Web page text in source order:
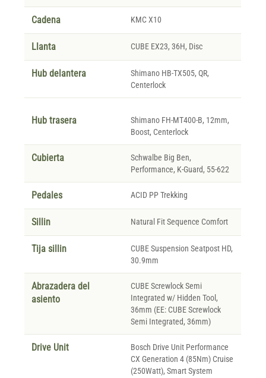
Cadena KMC X10
Llanta CUBE EX23, 36H, Disc
Hub delantera
Shimano HB-TX505, QR,
Centerlock
Hub trasera
Shimano FH-MT400-B, 12mm,
Boost, Centerlock
Cubierta
Schwalbe Big Ben,
Performance, K-Guard, 55-622
Pedales ACID PP Trekking
Sillin Natural Fit Sequence Comfort
Tija sillin
CUBE Suspension Seatpost HD,
30.9mm
Abrazadera del
asiento
CUBE Screwlock Semi
Integrated w/ Hidden Tool,
36mm (EE: CUBE Screwlock
Semi Integrated, 36mm)
Drive Unit
Bosch Drive Unit Performance
CX Generation 4 (85Nm) Cruise
(250Watt), Smart System